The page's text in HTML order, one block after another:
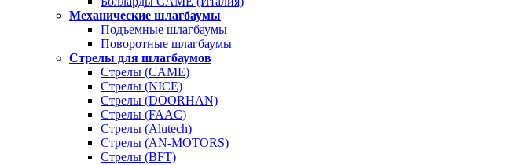
Механические шлагбаумы
Подъемные шлагбаумы
Поворотные шлагбаумы
Стрелы для шлагбаумов
Стрелы (CAME)
Стрелы (NICE)
Стрелы (DOORHAN)
Стрелы (FAAC)
Стрелы (Alutech)
Стрелы (AN-MOTORS)
Стрелы (BFT)